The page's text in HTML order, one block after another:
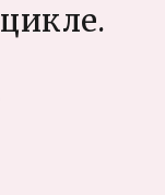
дреды.
Как